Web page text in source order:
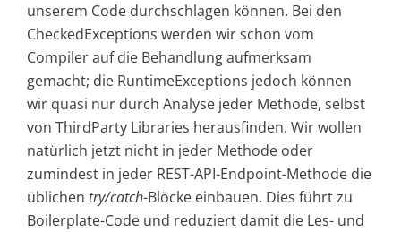
unserem Code durchschlagen können. Bei den
CheckedExceptions werden wir schon vom
Compiler auf die Behandlung aufmerksam
gemacht; die RuntimeExceptions jedoch können
wir quasi nur durch Analyse jeder Methode, selbst
von ThirdParty Libraries herausfinden. Wir wollen
natürlich jetzt nicht in jeder Methode oder
zumindest in jeder REST-API-Endpoint-Methode die
üblichen try/catch-Blöcke einbauen. Dies führt zu
Boilerplate-Code und reduziert damit die Les- und